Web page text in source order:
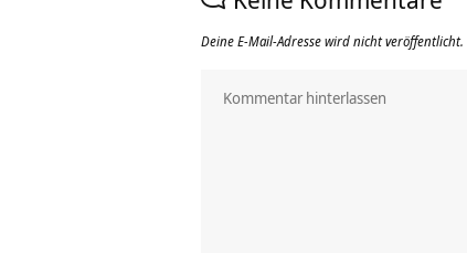
Deine E-Mail-Adresse wird nicht veröffentlicht.